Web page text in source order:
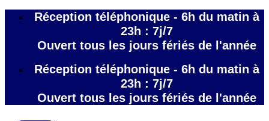
Réception téléphonique - 6h du matin à
23h : 7j/7
Ouvert tous les jours fériés de l'année
Réception téléphonique - 6h du matin à
23h : 7j/7
Ouvert tous les jours fériés de l'année